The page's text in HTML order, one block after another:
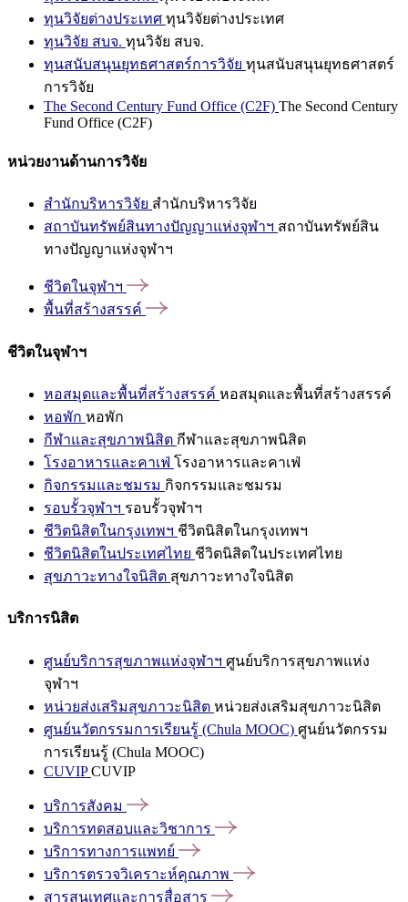
ทุนวิจัยต่างประเทศ ทุนวิจัยต่างประเทศ
ทุนวิจัย สบจ. ทุนวิจัย สบจ.
ทุนสนับสนุนยุทธศาสตร์การวิจัย ทุนสนับสนุนยุทธศาสตร์
การวิจัย
The Second Century Fund Office (C2F) The Second Century
Fund Office (C2F)
หน่วยงานด้านการวิจัย
สำนักบริหารวิจัย สำนักบริหารวิจัย
สถาบันทรัพย์สินทางปัญญาแห่งจุฬาฯ สถาบันทรัพย์สิน
ทางปัญญาแห่งจุฬาฯ
ชีวิตในจุฬาฯ
พื้นที่สร้างสรรค์
ชีวิตในจุฬาฯ
หอสมุดและพื้นที่สร้างสรรค์ หอสมุดและพื้นที่สร้างสรรค์
หอพัก หอพัก
กีฬาและสุขภาพนิสิต กีฬาและสุขภาพนิสิต
โรงอาหารและคาเฟ่ โรงอาหารและคาเฟ่
กิจกรรมและชมรม กิจกรรมและชมรม
รอบรั้วจุฬาฯ รอบรั้วจุฬาฯ
ชีวิตนิสิตในกรุงเทพฯ ชีวิตนิสิตในกรุงเทพฯ
ชีวิตนิสิตในประเทศไทย ชีวิตนิสิตในประเทศไทย
สุขภาวะทางใจนิสิต สุขภาวะทางใจนิสิต
บริการนิสิต
ศูนย์บริการสุขภาพแห่งจุฬาฯ ศูนย์บริการสุขภาพแห่ง
จุฬาฯ
หน่วยส่งเสริมสุขภาวะนิสิต หน่วยส่งเสริมสุขภาวะนิสิต
ศูนย์นวัตกรรมการเรียนรู้ (Chula MOOC) ศูนย์นวัตกรรม
การเรียนรู้ (Chula MOOC)
CUVIPCUVIP
บริการสังคม
บริการทดสอบและวิชาการ
บริการทางการแพทย์
บริการตรวจวิเคราะห์คุณภาพ
สารสนเทศและการสื่อสาร